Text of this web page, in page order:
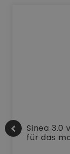
Sinea 3.0
für das